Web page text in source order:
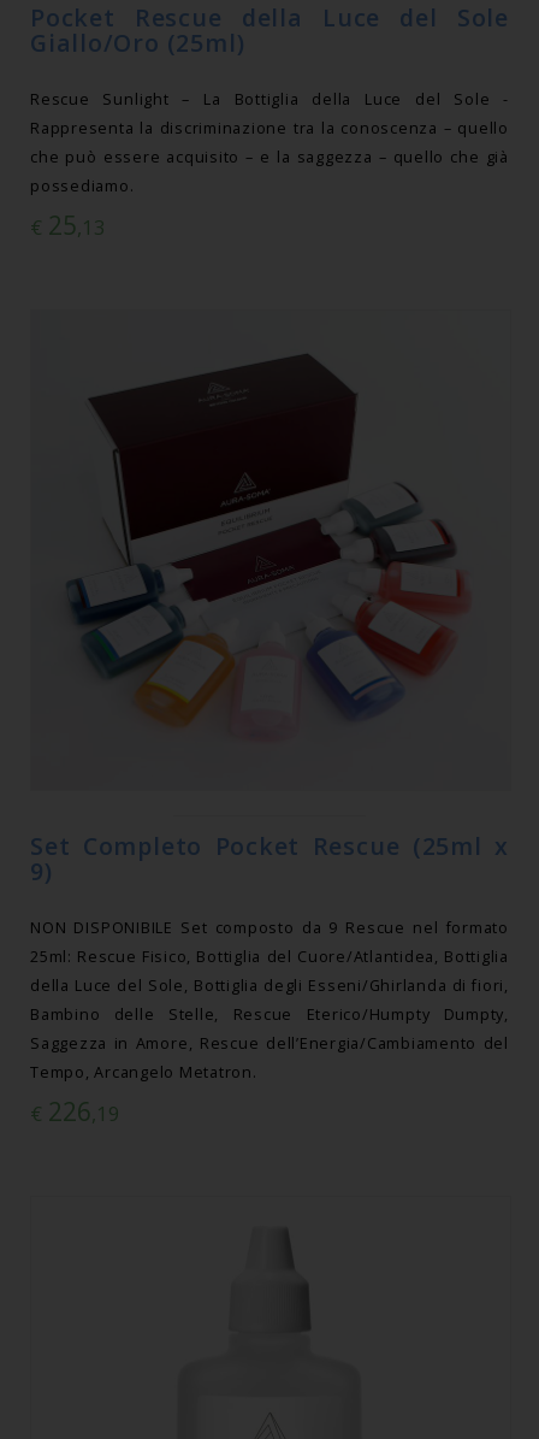
Pocket Rescue della Luce del Sole
Giallo/Oro (25ml)
Rescue Sunlight – La Bottiglia della Luce del Sole -
Rappresenta la discriminazione tra la conoscenza – quello
che può essere acquisito – e la saggezza – quello che già
possediamo.
€ 25,13
Set Completo Pocket Rescue (25ml x
9)
NON DISPONIBILE Set composto da 9 Rescue nel formato
25ml: Rescue Fisico, Bottiglia del Cuore/Atlantidea, Bottiglia
della Luce del Sole, Bottiglia degli Esseni/Ghirlanda di fiori,
Bambino delle Stelle, Rescue Eterico/Humpty Dumpty,
Saggezza in Amore, Rescue dell’Energia/Cambiamento del
Tempo, Arcangelo Metatron.
€ 226,19